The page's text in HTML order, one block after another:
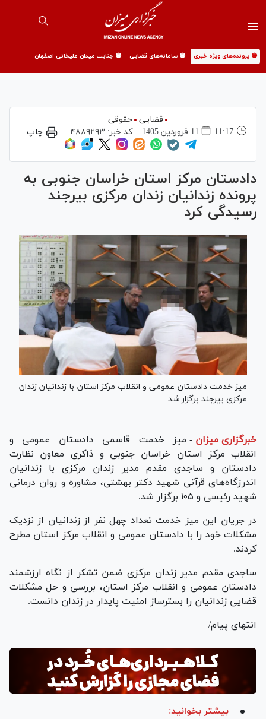
🟡 پرونده‌های ویژه خبری 🟡 سامانه‌های قضایی 🟡 جنایت میدان علیخانی اصفهان
قضایی حقوقی
11:17
11 فروردين 1405 کد خبر: ۴۸۸۹۲۹۳ چاپ
دادستان مرکز استان خراسان جنوبی به
پرونده زندانیان زندان مرکزی بیرجند
رسیدگی کرد
میز خدمت دادستان عمومی و انقلاب مرکز استان با زندانیان زندان
مرکزی بیرجند برگزار شد.
خبرگزاری میزان - میز خدمت قاسمی دادستان عمومی و
انقلاب مرکز استان خراسان جنوبی و ذاکری معاون نظارت
دادستان و ساجدی مقدم مدیر زندان مرکزی با زندانیان
اندرزگاه‌های قرآنی شهید دکتر بهشتی، مشاوره و روان درمانی
شهید رئیسی و ۱۰۵ برگزار شد.
در جریان این میز خدمت تعداد چهل نفر از زندانیان از نزدیک
مشکلات خود را با دادستان عمومی و انقلاب مرکز استان مطرح
کردند.
ساجدی مقدم مدیر زندان مرکزی ضمن تشکر از نگاه ارزشمند
دادستان عمومی و انقلاب مرکز استان، بررسی و حل مشکلات
قضایی زندانیان را بسترساز امنیت پایدار در زندان دانست.
انتهای پیام/
بیشتر بخوانید: